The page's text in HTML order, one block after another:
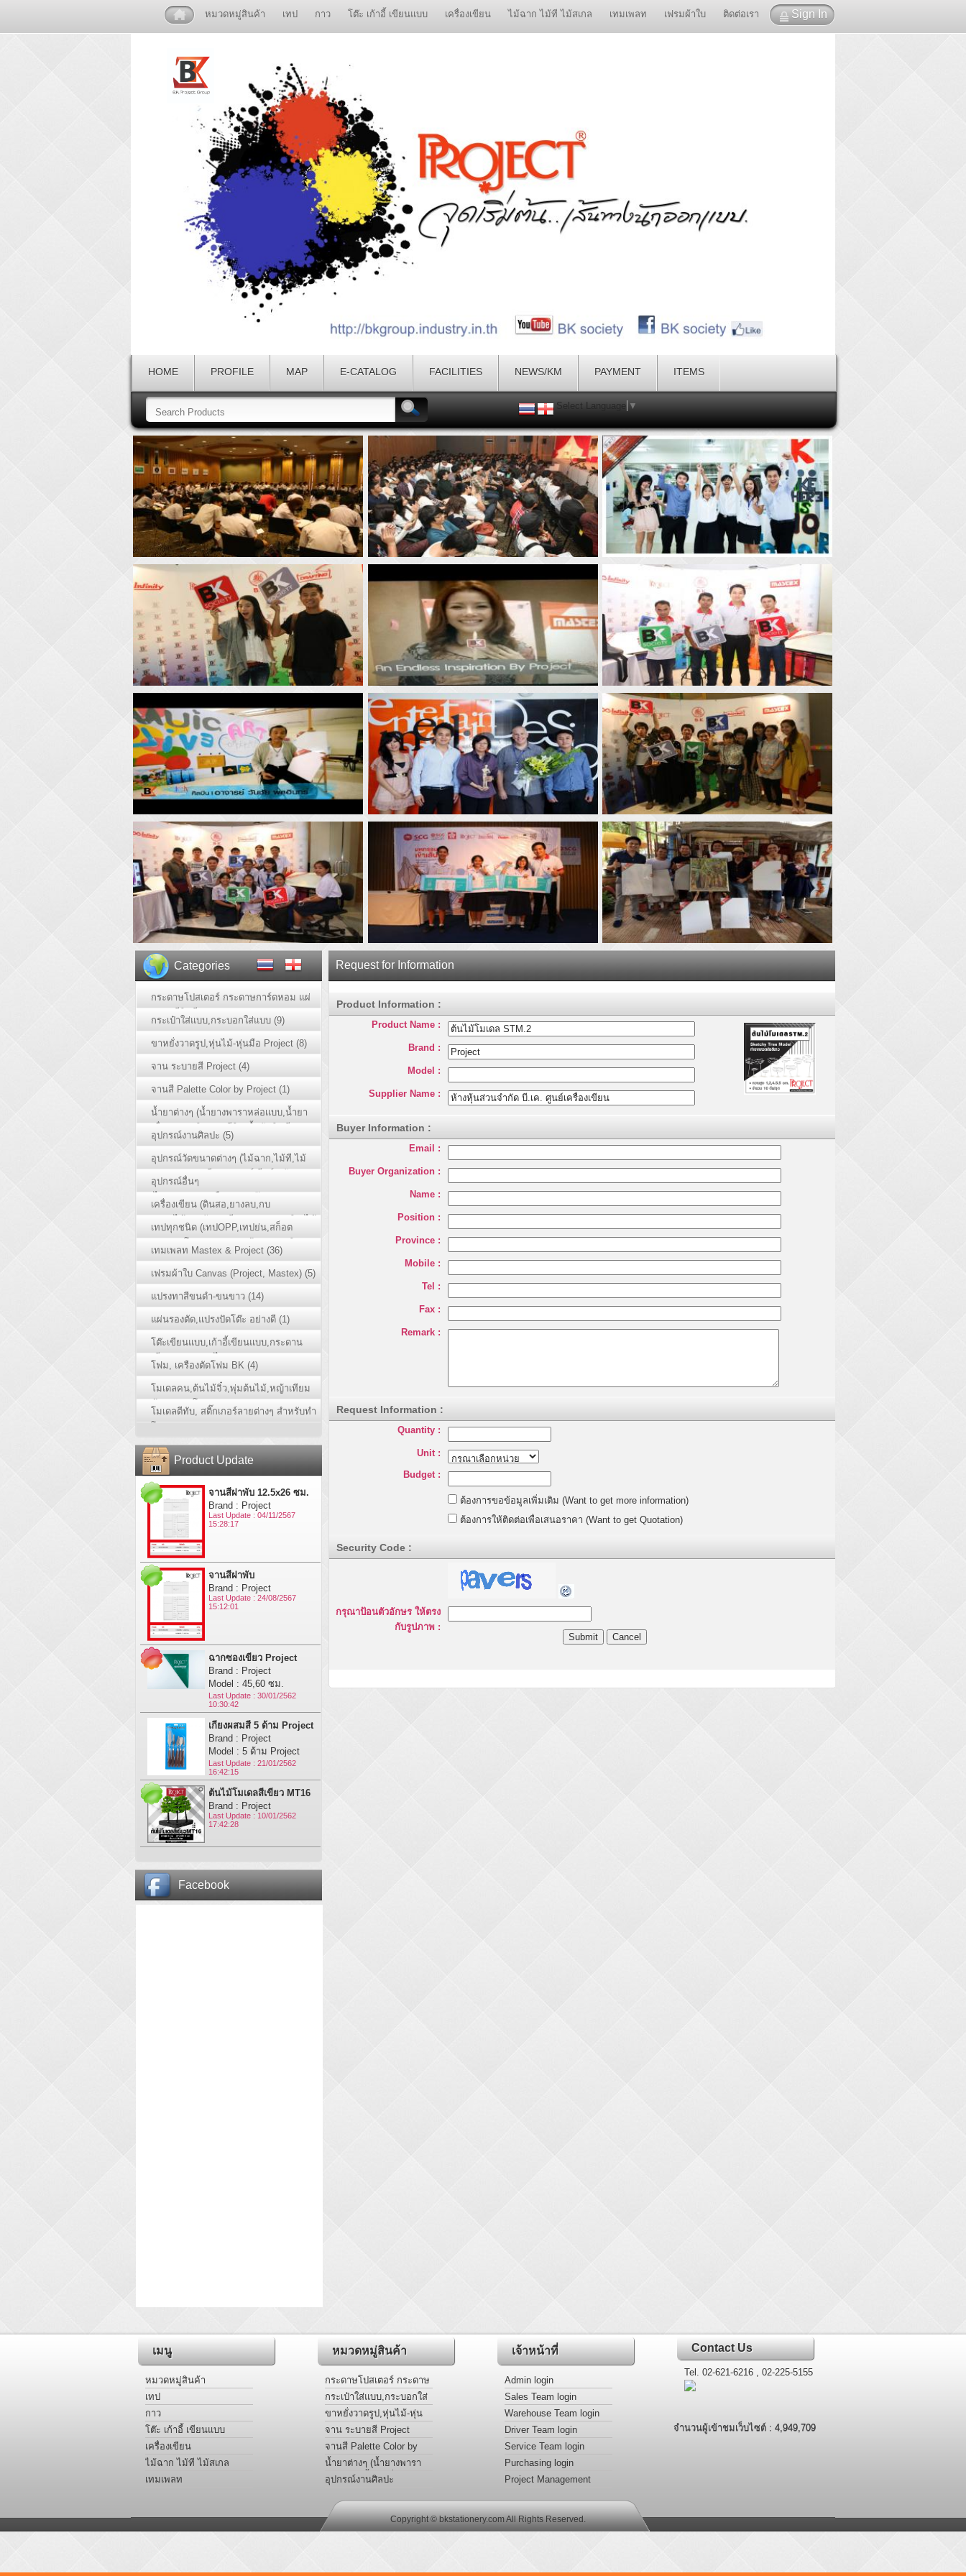
หมวดหมู่สินค้า เทป กาว โต๊ะ เก้าอี้ เขียนแบบ เครื่องเขียน ไม้ฉาก ไม้ที ไม้สเกล เทมเพลท เฟรมผ้าใบ ติดต่อเรา Sign In
HOME PROFILE MAP E-CATALOG FACILITIES NEWS/KM PAYMENT ITEMS
Select Language ▼
Request for Information
Product Information :
Product Name :
Brand :
Model :
Supplier Name :
Buyer Information :
Email :
Buyer Organization :
Name :
Position :
Province :
Mobile :
Tel :
Fax :
Remark :
Request Information :
Quantity :
Unit :
Budget :
ต้องการขอข้อมูลเพิ่มเติม (Want to get more information)
ต้องการให้ติดต่อเพื่อเสนอราคา (Want to get Quotation)
Security Code :
กรุณาป้อนตัวอักษร ให้ตรง
กับรูปภาพ :
Categories
กระดาษโปสเตอร์ กระดาษการ์ดหอม แผ่
นอะครีลิคสี (2)
กระเป๋าใส่แบบ,กระบอกใส่แบบ (9)
ขาหยั่งวาดรูป,หุ่นไม้-หุ่นมือ Project (8)
จาน ระบายสี Project (4)
จานสี Palette Color by Project (1)
น้ำยาต่างๆ (น้ำยางพาราหล่อเเบบ,น้ำยา
เชื่อมพลาสติก อะครีลิค,น้ำมันลินซีด) (3)
อุปกรณ์งานศิลปะ (5)
อุปกรณ์วัดขนาดต่างๆ (ไม้ฉาก,ไม้ที,ไม้
สเกล,กระดูกงูมีเสกล,เวอร์เนียร์,ตลับเมตร)
(24)
อุปกรณ์อื่นๆ
(ไขควง,ตอขอ,เชือก,ลวด,น๊อต) (4)
เครื่องเขียน (ดินสอ,ยางลบ,กบ
เหลา,ไม้บรรทัด,วงเวียน,ชุดเลขาคณิต,ไม้
สันรูด,คัตเตอร์,แปรงลบกระดาน) (11)
เทปทุกชนิด (เทปOPP,เทปย่น,สก็อต
เนียม,เทปใยสัปปะรด,เทปนิโต้) (2)
เทมเพลท Mastex & Project (36)
เฟรมผ้าใบ Canvas (Project, Mastex) (5)
แปรงทาสีขนดำ-ขนขาว (14)
แผ่นรองตัด,แปรงปัดโต๊ะ อย่างดี (1)
โต๊ะเขียนแบบ,เก้าอี้เขียนแบบ,กระดาน
เขียนแบบ,กล่องไฟ Mastex (23)
โฟม, เครืองตัดโฟม BK (4)
โมเดลคน,ต้นไม้จิ๋ว,พุ่มต้นไม้,หญ้าเทียม
ม้วน,เพลตโมเดล (30)
โมเดลตีทับ, สติ๊กเกอร์ลายต่างๆ สำหรับทำ
Product Update
จานสีฝาพับ 12.5x26 ซม.
Brand : Project
Last Update : 04/11/2567
15:28:17
จานสีฝาพับ
Brand : Project
Last Update : 24/08/2567
15:12:01
ฉากซองเขียว Project
Brand : Project
Model : 45,60 ซม.
Last Update : 30/01/2562
10:30:42
เกียงผสมสี 5 ด้าม Project
Brand : Project
Model : 5 ด้าม Project
Last Update : 21/01/2562
16:42:15
ต้นไม้โมเดลสีเขียว MT16
Brand : Project
Last Update : 10/01/2562
17:42:28
Facebook
เมนู
หมวดหมู่สินค้า
เทป
กาว
โต๊ะ เก้าอี้ เขียนแบบ
เครื่องเขียน
ไม้ฉาก ไม้ที ไม้สเกล
เทมเพลท
หมวดหมู่สินค้า
กระดาษโปสเตอร์ กระดาษ
การ์ดหอม แผ่นอะครีลิคสี
กระเป๋าใส่แบบ,กระบอกใส่
แบบ
ขาหยั่งวาดรูป,หุ่นไม้-หุ่น
มือ Project
จาน ระบายสี Project
จานสี Palette Color by
Project
น้ำยาต่างๆ (น้ำยางพารา
หล่อเเบบ,น้ำยาเชื่อม
พลาสติก อะครีลิค,น้ำมัน
ลินซีด)
อุปกรณ์งานศิลปะ
เจ้าหน้าที่
Admin login
Sales Team login
Warehouse Team login
Driver Team login
Service Team login
Purchasing login
Project Management
Contact Us
Tel. 02-621-6216 , 02-225-5155
จำนวนผู้เข้าชมเว็บไซต์ : 4,949,709
Copyright © bkstationery.com All Rights Reserved.